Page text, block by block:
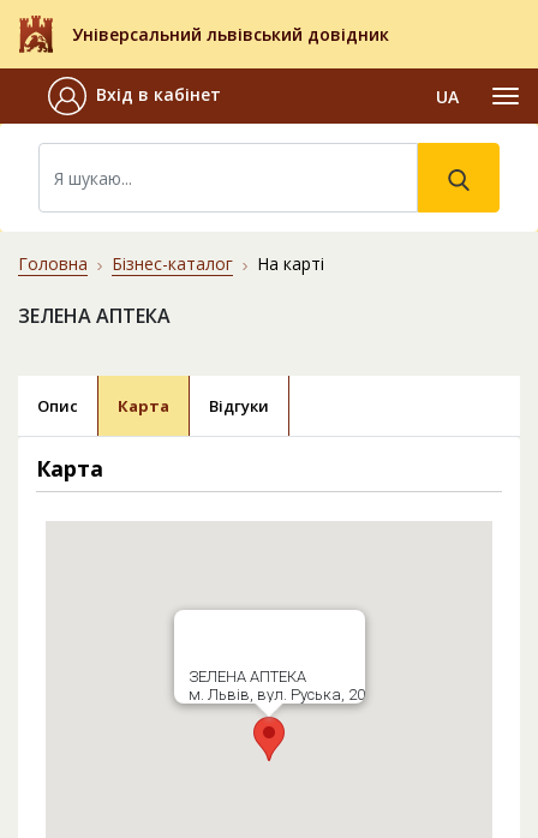
Універсальний львівський довідник
Вхід в кабінет UA
Головна Бізнес-каталог На карті
ЗЕЛЕНА АПТЕКА
Опис Карта Відгуки
Карта
ЗЕЛЕНА АПТЕКА
м. Львів, вул. Руська, 20